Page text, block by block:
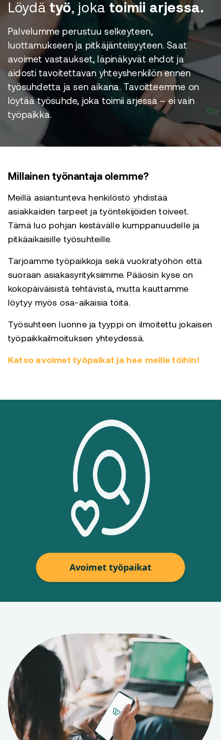
Löydätyö, joka toimii arjessa.
Palvelumme perustuu selkeyteen,
luottamukseen ja pitkäjänteisyyteen. Saat
avoimet vastaukset, läpinäkyvät ehdot ja
aidosti tavoitettavan yhteyshenkilön ennen
työsuhdetta ja sen aikana. Tavoitteemme on
löytää työsuhde, joka toimii arjessa – ei vain
työpaikka.
Millainen työnantaja olemme?
Meillä asiantunteva henkilöstö yhdistää
asiakkaiden tarpeet ja työntekijöiden toiveet.
Tämä luo pohjan kestävälle kumppanuudelle ja
pitkäaikaisille työsuhteille.
Tarjoamme työpaikkoja sekä vuokratyöhön että
suoraan asiakasyrityksiimme. Pääosin kyse on
kokopäiväisistä tehtävistä, mutta kauttamme
löytyy myös osa-aikaisia töitä.
Työsuhteen luonne ja tyyppi on ilmoitettu jokaisen
työpaikkailmoituksen yhteydessä.
Katso avoimet työpaikat ja hae meille töihin!
Avoimet työpaikat